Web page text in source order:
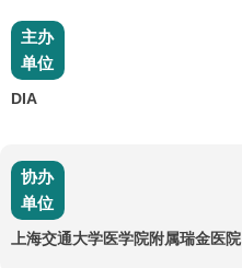
主办
单位
DIA
协办
单位
上海交通大学医学院附属瑞金医院